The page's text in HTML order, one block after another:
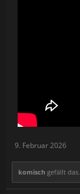
9. Februar 2026
komisch gefällt das.